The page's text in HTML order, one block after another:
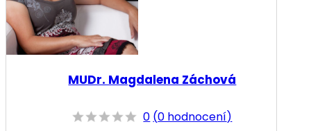
MUDr. Magdalena Záchová
0 (0 hodnocení)